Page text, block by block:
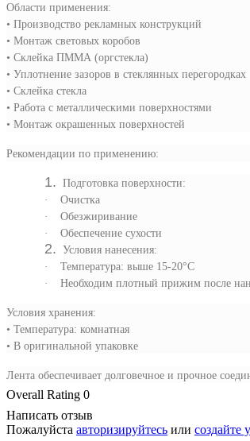
Области применения:
• Производство рекламных конструкций
• Монтаж световых коробов
• Склейка ПММА (оргстекла)
• Уплотнение зазоров в стеклянных перегородках
• Склейка стекла
• Работа с металлическими поверхностями
• Монтаж окрашенных поверхностей
Рекомендации по применению:
1. Подготовка поверхности:
·
Очистка
·
Обезжиривание
·
Обеспечение сухости
2. Условия нанесения:
·
Температура: выше 15-20°C
·
Необходим плотный прижим после
Условия хранения:
• Температура: комнатная
• В оригинальной упаковке
Лента обеспечивает долговечное и прочное
Overall Rating 0
Написать отзыв
Пожалуйста авторизируйтесь или создайте